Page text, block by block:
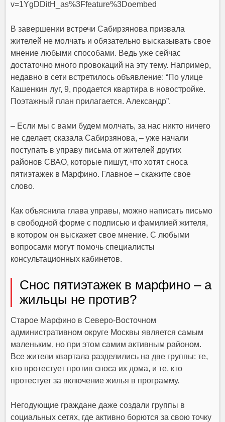
v=1YgDDitH_as%3Ffeature%3Doembed
В завершении встречи Сабирзянова призвала
жителей не молчать и обязательно высказывать свое
мнение любыми способами. Ведь уже сейчас
достаточно много провокаций на эту тему. Например,
недавно в сети встретилось объявление: “По улице
Кашенкин луг, 9, продается квартира в новостройке.
Поэтажный план прилагается. Александр”.
– Если мы с вами будем молчать, за нас никто ничего
не сделает, сказала Сабирзянова, – уже начали
поступать в управу письма от жителей других
районов СВАО, которые пишут, что хотят сноса
пятиэтажек в Марфино. Главное – скажите свое
слово.
Как объяснила глава управы, можно написать письмо
в свободной форме с подписью и фамилией жителя,
в котором он выскажет свое мнение. С любыми
вопросами могут помочь специалисты
консультационных кабинетов.
Снос пятиэтажек в марфино – а
жильцы не против?
Старое Марфино в Северо-Восточном
административном округе Москвы является самым
маленьким, но при этом самим активным районом.
Все жители квартала разделились на две группы: те,
кто протестует против сноса их дома, и те, кто
протестует за включение жилья в программу.
Негодующие граждане даже создали группы в
социальных сетях, где активно борются за свою точку